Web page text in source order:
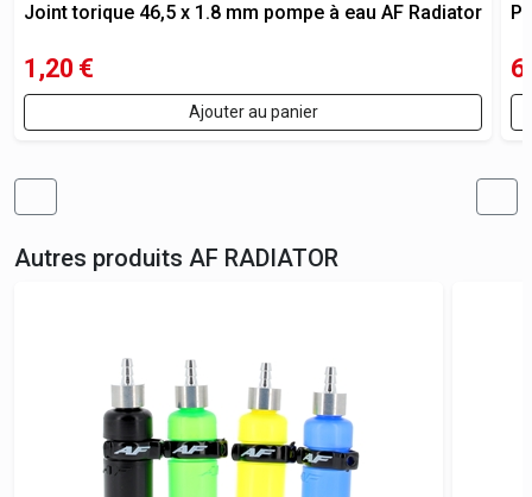
Joint torique 46,5 x 1.8 mm pompe à eau AF Radiator
1,20 €
Ajouter au panier
Autres produits AF RADIATOR